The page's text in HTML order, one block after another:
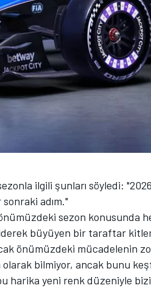
ilgili şunları söyledi:
adım."
sezon konusunda
büyüyen bir taraftar
önümüzdeki mücadelenin
bilmiyor, ancak bunu
harika yeni renk düzeniyle